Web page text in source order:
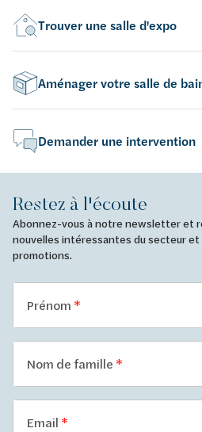
Trouver une salle d'expo
Aménager votre salle de
Demander une intervention
Restez à l'écoute
Abonnez-vous à notre newsletter et
nouvelles intéressantes du secteur
promotions.
Prénom
Nom de famille
Email